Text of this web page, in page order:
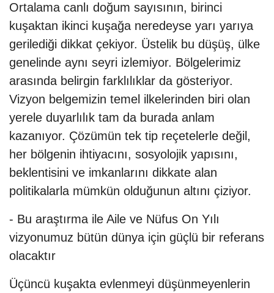
Ortalama canlı doğum sayısının, birinci
kuşaktan ikinci kuşağa neredeyse yarı yarıya
gerilediği dikkat çekiyor. Üstelik bu düşüş, ülke
genelinde aynı seyri izlemiyor. Bölgelerimiz
arasında belirgin farklılıklar da gösteriyor.
Vizyon belgemizin temel ilkelerinden biri olan
yerele duyarlılık tam da burada anlam
kazanıyor. Çözümün tek tip reçetelerle değil,
her bölgenin ihtiyacını, sosyolojik yapısını,
beklentisini ve imkanlarını dikkate alan
politikalarla mümkün olduğunun altını çiziyor.
- Bu araştırma ile Aile ve Nüfus On Yılı
vizyonumuz bütün dünya için güçlü bir referans
olacaktır
Üçüncü kuşakta evlenmeyi düşünmeyenlerin